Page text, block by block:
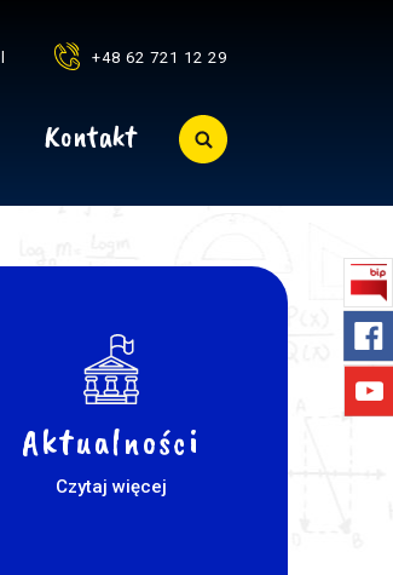
+48 62 721 12 29
Kontakt
Aktualności
Czytaj więcej